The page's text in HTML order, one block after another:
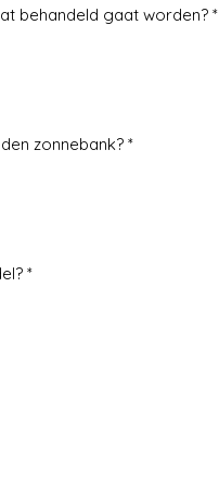
behandeld gaat worden? *
zonnebank? *
*